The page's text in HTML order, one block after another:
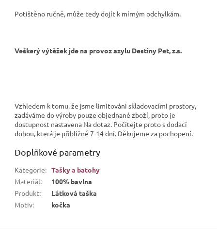
Potištěno ručně, může tedy dojít k mírným odchylkám.
Veškerý výtěžek jde na provoz azylu Destiny Pet, z.s.
Vzhledem k tomu, že jsme limitováni skladovacími prostory,
zadáváme do výroby pouze objednané zboží, proto je
dostupnost nastavena Na dotaz. Počítejte proto s dodací
dobou, která je přibližně 7-14 dní. Děkujeme za pochopení.
Doplňkové parametry
Kategorie: Tašky a batohy
Materiál:
100% bavlna
Produkt:
Látková taška
Motiv: kočka
Z